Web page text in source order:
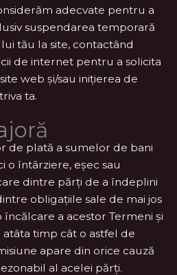
adecvate pentru a
suspendarea temporară
tău la site, contactând
de internet pentru a solicita
web și/sau inițierea de
ta.
de plată a sumelor de bani
o întârziere, eșec sau
dintre părți de a îndeplini
obligațiile sale de mai jos
încălcare a acestor Termeni și
timp cât o astfel de
apare din orice cauză
al acelei părți.